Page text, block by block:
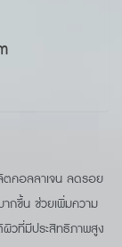
ตคอลลาเจน ลดรอย
ากขึ้น ช่วยเพิ่มความ
ผิวที่มีประสิทธิภาพสูง